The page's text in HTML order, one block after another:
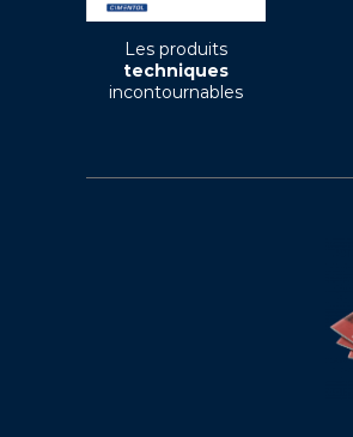
Les produits
techniques
incontournables